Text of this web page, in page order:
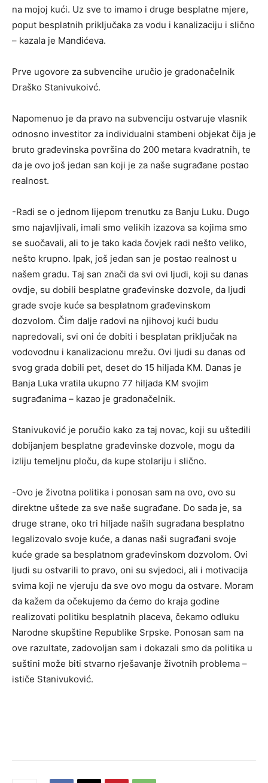
na mojoj kući. Uz sve to imamo i druge besplatne mjere,
poput besplatnih priključaka za vodu i kanalizaciju i slično
– kazala je Mandićeva.
Prve ugovore za subvencihe uručio je gradonačelnik
Draško Stanivukoivć.
Napomenuo je da pravo na subvenciju ostvaruje vlasnik
odnosno investitor za individualni stambeni objekat čija je
bruto građevinska površina do 200 metara kvadratnih, te
da je ovo još jedan san koji je za naše sugrađane postao
realnost.
-Radi se o jednom lijepom trenutku za Banju Luku. Dugo
smo najavljivali, imali smo velikih izazova sa kojima smo
se suočavali, ali to je tako kada čovjek radi nešto veliko,
nešto krupno. Ipak, još jedan san je postao realnost u
našem gradu. Taj san znači da svi ovi ljudi, koji su danas
ovdje, su dobili besplatne građevinske dozvole, da ljudi
grade svoje kuće sa besplatnom građevinskom
dozvolom. Čim dalje radovi na njihovoj kući budu
napredovali, svi oni će dobiti i besplatan priključak na
vodovodnu i kanalizacionu mrežu. Ovi ljudi su danas od
svog grada dobili pet, deset do 15 hiljada KM. Danas je
Banja Luka vratila ukupno 77 hiljada KM svojim
sugrađanima – kazao je gradonačelnik.
Stanivuković je poručio kako za taj novac, koji su uštedili
dobijanjem besplatne građevinske dozvole, mogu da
izliju temeljnu ploču, da kupe stolariju i slično.
-Ovo je životna politika i ponosan sam na ovo, ovo su
direktne uštede za sve naše sugrađane. Do sada je, sa
druge strane, oko tri hiljade naših sugrađana besplatno
legalizovalo svoje kuće, a danas naši sugrađani svoje
kuće grade sa besplatnom građevinskom dozvolom. Ovi
ljudi su ostvarili to pravo, oni su svjedoci, ali i motivacija
svima koji ne vjeruju da sve ovo mogu da ostvare. Moram
da kažem da očekujemo da ćemo do kraja godine
realizovati politiku besplatnih placeva, čekamo odluku
Narodne skupštine Republike Srpske. Ponosan sam na
ove razultate, zadovoljan sam i dokazali smo da politika u
suštini može biti stvarno rješavanje životnih problema –
ističe Stanivuković.